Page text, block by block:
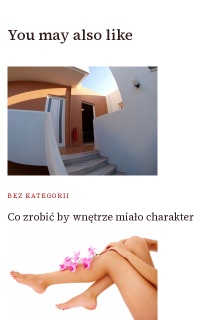
You may also like
BEZ KATEGORII
Co zrobić by wnętrze miało charakter